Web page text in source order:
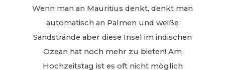
Wenn man an Mauritius denkt, denkt man
automatisch an Palmen und weiße
Sandstrände aber diese Insel im indischen
Ozean hat noch mehr zu bieten! Am
Hochzeitstag ist es oft nicht möglich